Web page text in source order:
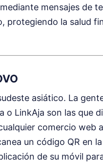
mensajes de
protegiendo la salud
asiático. La
o LinkAja son las que
comercio web
un código QR en
de su móvil